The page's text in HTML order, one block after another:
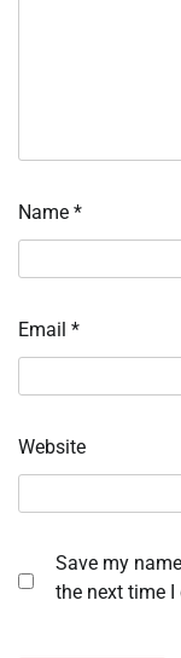
Name *
Email *
Website
Save my
the next time I